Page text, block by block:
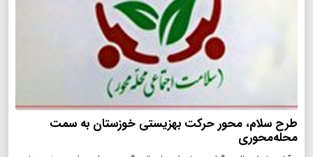
طرح سلام، محور حرکت بهزیستی خوزستان به سمت
محله‌محوری